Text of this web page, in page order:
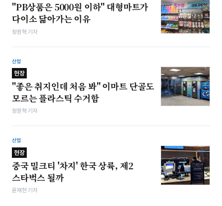
"PB상품은 5000원 이하" 대형마트가
다이소 닮아가는 이유
정원혁 기자
산업
현장
"좋은 취지인데 처음 봐" 이마트 단골도
모르는 플라스틱 수거함
정원혁 기자
산업
현장
중국 밀크티 '차지' 한국 상륙, 제2
스타벅스 될까
윤채현 기자